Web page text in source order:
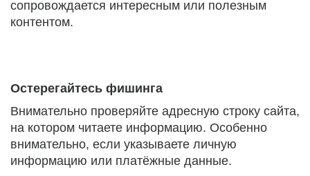
сопровождается интересным или полезным
контентом.
Остерегайтесь фишинга
Внимательно проверяйте адресную строку сайта,
на котором читаете информацию. Особенно
внимательно, если указываете личную
информацию или платёжные данные.